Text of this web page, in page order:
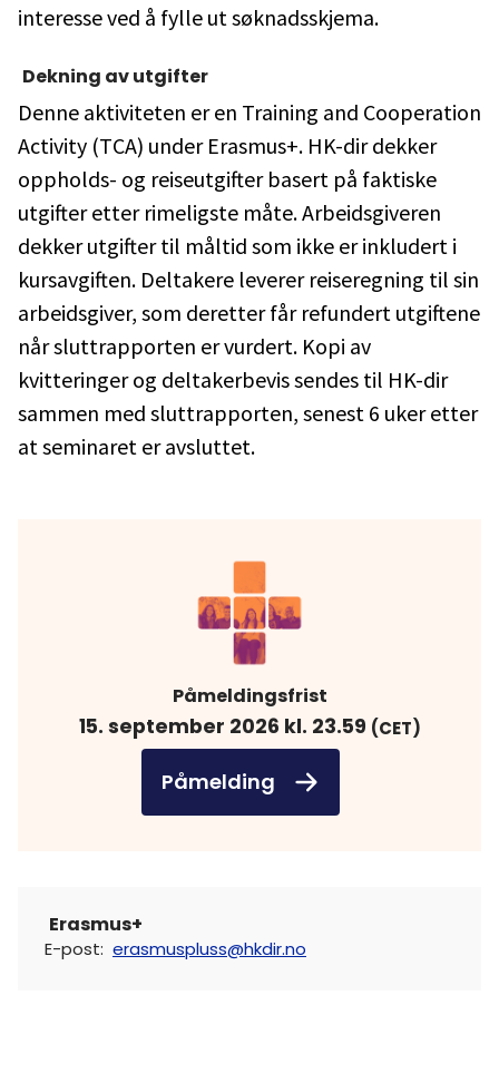
interesse ved å fylle ut søknadsskjema.
Dekning av utgifter
Denne aktiviteten er en Training and Cooperation
Activity (TCA) under Erasmus+. HK-dir dekker
oppholds- og reiseutgifter basert på faktiske
utgifter etter rimeligste måte. Arbeidsgiveren
dekker utgifter til måltid som ikke er inkludert i
kursavgiften. Deltakere leverer reiseregning til sin
arbeidsgiver, som deretter får refundert utgiftene
når sluttrapporten er vurdert. Kopi av
kvitteringer og deltakerbevis sendes til HK-dir
sammen med sluttrapporten, senest 6 uker etter
at seminaret er avsluttet.
Påmeldingsfrist
15. september 2026 kl. 23.59 (CET)
Påmelding
Erasmus+
E-post: erasmuspluss@hkdir.no